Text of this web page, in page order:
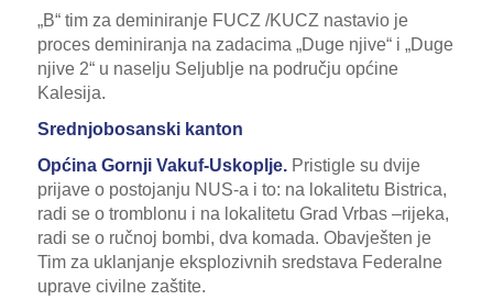
„B“ tim za deminiranje FUCZ /KUCZ nastavio je
proces deminiranja na zadacima „Duge njive“ i „Duge
njive 2“ u naselju Seljublje na području općine
Kalesija.
Srednjobosanski kanton
Općina Gornji Vakuf-Uskoplje.Pristigle su dvije
prijave o postojanju NUS-a i to: na lokalitetu Bistrica,
radi se o tromblonu i na lokalitetu Grad Vrbas –rijeka,
radi se o ručnoj bombi, dva komada. Obavješten je
Tim za uklanjanje eksplozivnih sredstava Federalne
uprave civilne zaštite.